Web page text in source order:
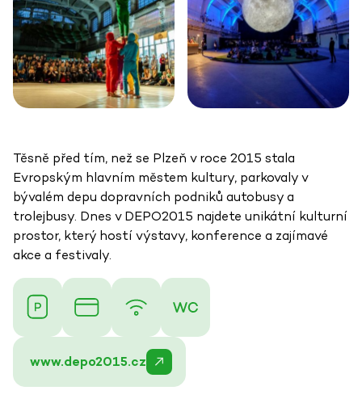
Těsně před tím, než se Plzeň v roce 2015 stala
Evropským hlavním městem kultury, parkovaly v
bývalém depu dopravních podniků autobusy a
trolejbusy. Dnes v DEPO2015 najdete unikátní kulturní
prostor, který hostí výstavy, konference a zajímavé
akce a festivaly.
www.depo2015.cz